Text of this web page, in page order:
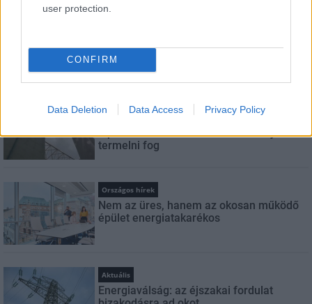
user protection.
CONFIRM
Data Deletion Data Access Privacy Policy
LEGNÉZETTEBB
Aktuális
a paksi második blokk 3-as turbinája is
termelni fog
Országos hírek
Nem az üres, hanem az okosan működő
épület energiatakarékos
Aktuális
Energiaválság: az éjszakai fordulat